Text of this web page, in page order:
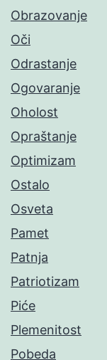
Obrazovanje
Oči
Odrastanje
Ogovaranje
Oholost
Opraštanje
Optimizam
Ostalo
Osveta
Pamet
Patnja
Patriotizam
Piće
Plemenitost
Pobeda